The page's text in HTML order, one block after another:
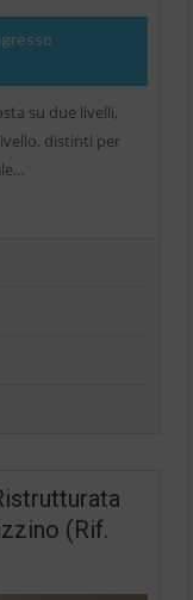
su due livelli,
distinti per
(Rif.